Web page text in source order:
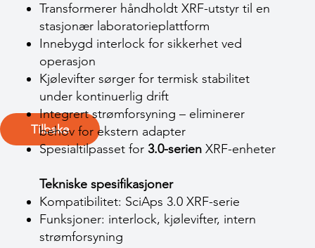
Tilbake
Transformerer håndholdt XRF-utstyr til en
stasjonær laboratorieplattform
Innebygd interlock for sikkerhet ved
operasjon
Kjølevifter sørger for termisk stabilitet
under kontinuerlig drift
Integrert strømforsyning – eliminerer
behov for ekstern adapter
Spesialtilpasset for 3.0-serien XRF-enheter
Tekniske spesifikasjoner
Kompatibilitet: SciAps 3.0 XRF-serie
Funksjoner: interlock, kjølevifter, intern
strømforsyning